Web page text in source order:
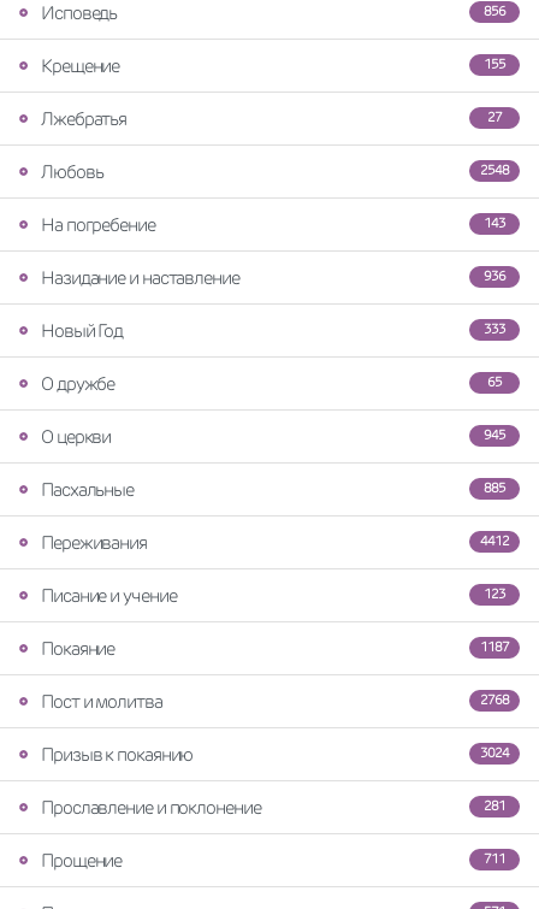
856
Исповедь
155
Крещение
27
Лжебратья
2548
Любовь
143
На погребение
936
Назидание и наставление
333
Новый Год
65
О дружбе
945
О церкви
885
Пасхальные
4412
Переживания
123
Писание и учение
1187
Покаяние
2768
Пост и молитва
3024
Призыв к покаянию
281
Прославление и поклонение
711
Прощение